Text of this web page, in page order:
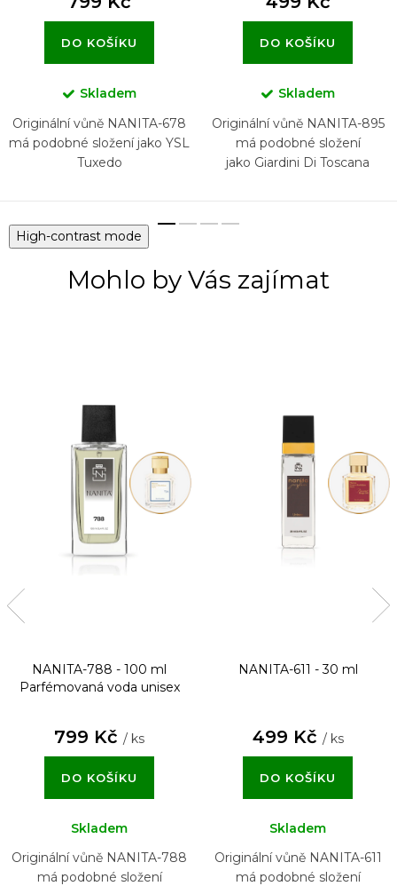
DO KOŠÍKU
Skladem
Originální vůně NANITA-678
má podobné složení jako YSL
Tuxedo
DO KOŠÍKU
Skladem
Originální vůně NANITA-895
má podobné složení
jako Giardini Di Toscana
High-contrast mode
Mohlo by Vás zajímat
NANITA-788 - 100 ml
Parfémovaná voda unisex
799 Kč / ks
DO KOŠÍKU
Skladem
Originální vůně NANITA-788
má podobné složení
NANITA-611 - 30 ml
499 Kč / ks
DO KOŠÍKU
Skladem
Originální vůně NANITA-611
má podobné složení